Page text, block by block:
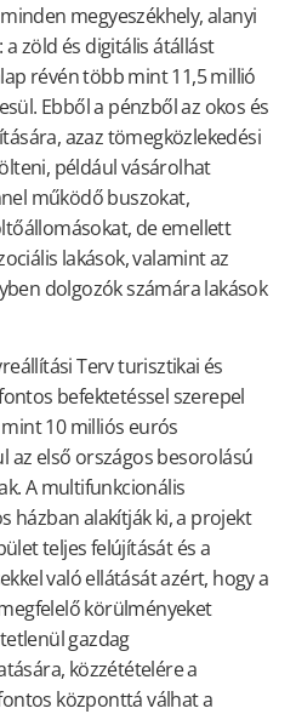
megyeszékhely, alanyi
zöld és digitális átállást
révén több mint 11,5 millió
Ebből a pénzből az okos és
azaz tömegközlekedési
például vásárolhat
működő buszokat,
de emellett
lakások, valamint az
dolgozók számára lakások
Terv turisztikai és
befektetéssel szerepel
10 milliós eurós
az első országos besorolású
A multifunkcionális
házban alakítják ki, a projekt
teljes felújítását és a
való ellátását azért, hogy a
körülményeket
gazdag
közzétételére a
központtá válhat a